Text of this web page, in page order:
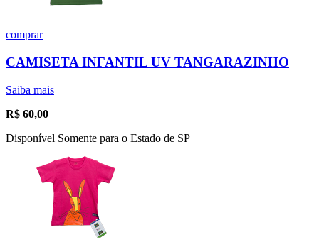
comprar
CAMISETA INFANTIL UV TANGARAZINHO
Saiba mais
R$ 60,00
Disponível Somente para o Estado de SP